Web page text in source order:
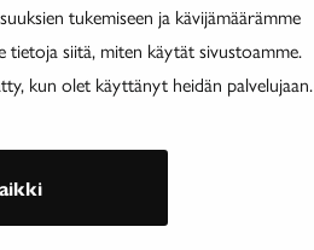
tukemiseen ja kävijämäärämme
tietoja siitä, miten käytät sivustoamme.
kun olet käyttänyt heidän palvelujaan.